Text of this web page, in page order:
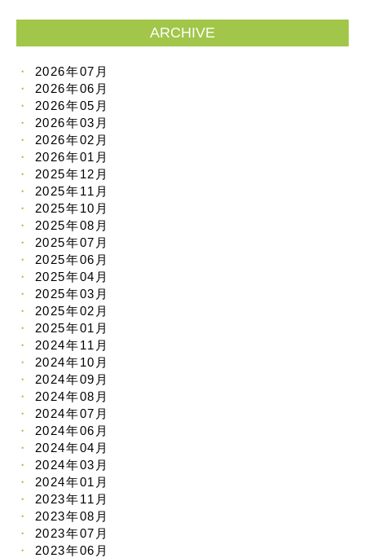
ARCHIVE
2026年07月
2026年06月
2026年05月
2026年03月
2026年02月
2026年01月
2025年12月
2025年11月
2025年10月
2025年08月
2025年07月
2025年06月
2025年04月
2025年03月
2025年02月
2025年01月
2024年11月
2024年10月
2024年09月
2024年08月
2024年07月
2024年06月
2024年04月
2024年03月
2024年01月
2023年11月
2023年08月
2023年07月
2023年06月